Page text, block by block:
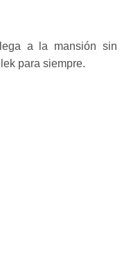
a la mansión sin
para siempre.